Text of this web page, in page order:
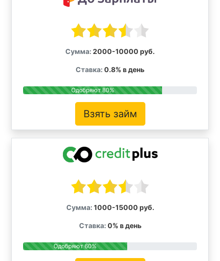
Сумма: 2000-10000 руб.
Ставка: 0.8% в день
Одобряют 80%
Взять займ
Сумма: 1000-15000 руб.
Ставка: 0% в день
Одобряют 60%